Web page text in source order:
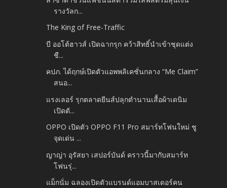
รางวัลก...
The King of Free-Traffic
บี ออโต้ฮาวส์ เปิดฉากรุก คว้าสิทธิ์นำเข้าชุดแต่ง
ชื...
คปภ. ได้ฤกษ์เปิดตัวแอพพลิเคชั่นกลาง “Me Claim”
สนอ...
แรงเลอร์ รุกตลาดยีนส์ปลุกตำนานเสื้อผ้าเดนิม
เปิดตั...
OPPO เปิดตัว OPPO F11 Pro สมาร์ทโฟนใหม่ ชู
จุดเด่น ...
ญาญ่า อุรัสยา เสปอร์บันด์ คราวนี้มากับสมาร์ท
โฟนรุ่...
แม็กนั่ม ฉลองเปิดตัวแบรนด์แอมบาสเดอร์คน